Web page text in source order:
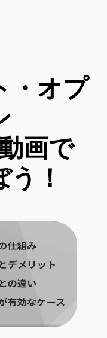
・オプ
画で
！